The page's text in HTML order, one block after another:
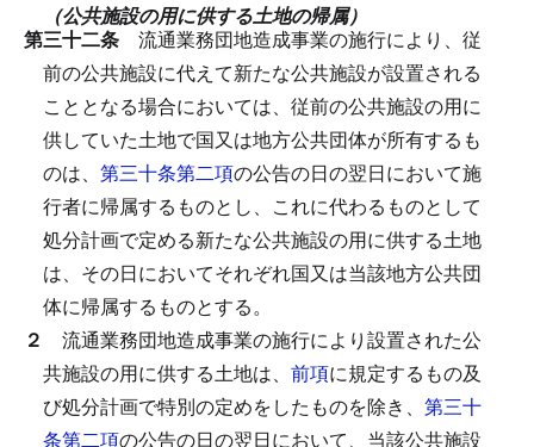
（公共施設の用に供する土地の帰属）
第三十二条 流通業務団地造成事業の施行により、従
前の公共施設に代えて新たな公共施設が設置される
こととなる場合においては、従前の公共施設の用に
供していた土地で国又は地方公共団体が所有するも
のは、 第三十条第二項の公告の日の翌日において施
行者に帰属するものとし、これに代わるものとして
処分計画で定める新たな公共施設の用に供する土地
は、その日においてそれぞれ国又は当該地方公共団
体に帰属するものとする。
２ 流通業務団地造成事業の施行により設置された公
共施設の用に供する土地は、 前項に規定するもの及
び処分計画で特別の定めをしたものを除き、 第三十
条第二項の公告の日の翌日において、当該公共施設